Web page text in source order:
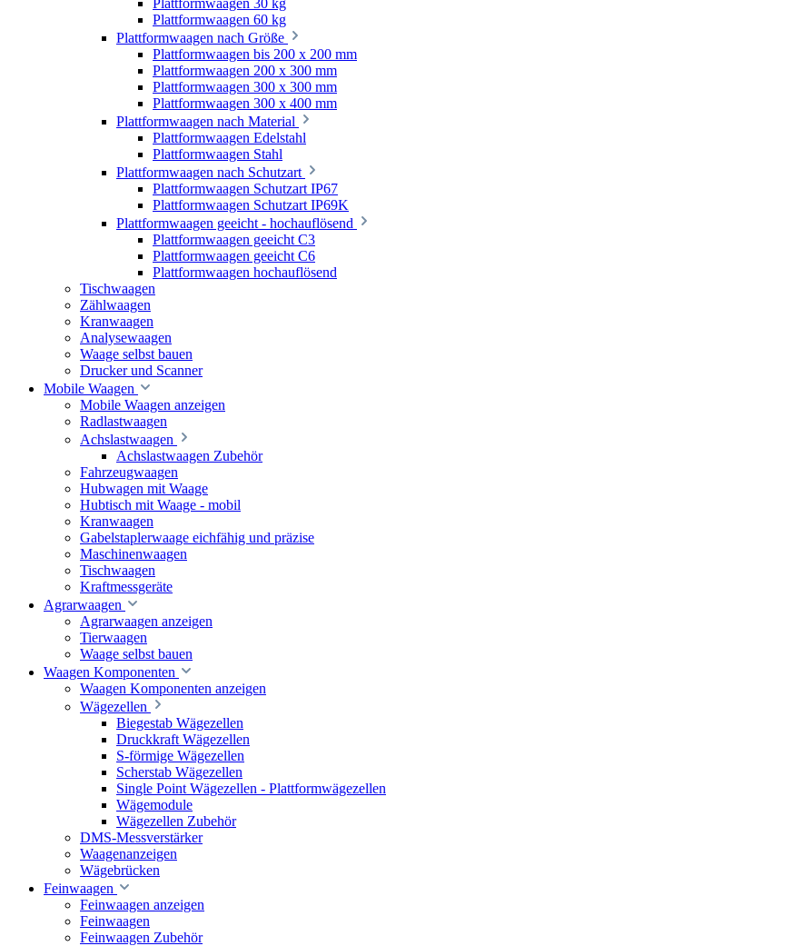
Plattformwaagen 60 kg
Plattformwaagen nach Größe
Plattformwaagen bis 200 x 200 mm
Plattformwaagen 200 x 300 mm
Plattformwaagen 300 x 300 mm
Plattformwaagen 300 x 400 mm
Plattformwaagen nach Material
Plattformwaagen Edelstahl
Plattformwaagen Stahl
Plattformwaagen nach Schutzart
Plattformwaagen Schutzart IP67
Plattformwaagen Schutzart IP69K
Plattformwaagen geeicht - hochauflösend
Plattformwaagen geeicht C3
Plattformwaagen geeicht C6
Plattformwaagen hochauflösend
Tischwaagen
Zählwaagen
Kranwaagen
Analysewaagen
Waage selbst bauen
Drucker und Scanner
Mobile Waagen
Mobile Waagen anzeigen
Radlastwaagen
Achslastwaagen
Achslastwaagen Zubehör
Fahrzeugwaagen
Hubwagen mit Waage
Hubtisch mit Waage - mobil
Kranwaagen
Gabelstaplerwaage eichfähig und präzise
Maschinenwaagen
Tischwaagen
Kraftmessgeräte
Agrarwaagen
Agrarwaagen anzeigen
Tierwaagen
Waage selbst bauen
Waagen Komponenten
Waagen Komponenten anzeigen
Wägezellen
Biegestab Wägezellen
Druckkraft Wägezellen
S-förmige Wägezellen
Scherstab Wägezellen
Single Point Wägezellen - Plattformwägezellen
Wägemodule
Wägezellen Zubehör
DMS-Messverstärker
Waagenanzeigen
Wägebrücken
Feinwaagen
Feinwaagen anzeigen
Feinwaagen
Feinwaagen Zubehör